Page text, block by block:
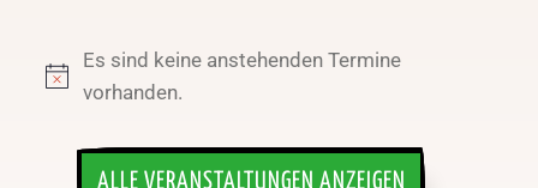
Hinweis
Es sind keine anstehenden Termine
vorhanden.
ALLE VERANSTALTUNGEN ANZEIGEN